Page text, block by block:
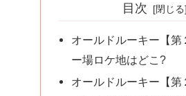
目次
オールドルーキー【第
ー場ロケ地はどこ?
オールドルーキー【第